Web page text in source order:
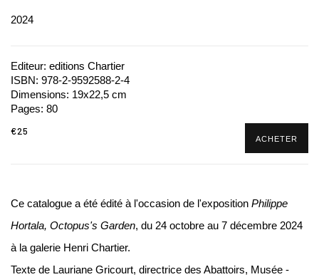
2024
Editeur: editions Chartier
ISBN: 978-2-9592588-2-4
Dimensions: 19x22,5 cm
Pages: 80
€25
ACHETER
Ce catalogue a été édité à l'occasion de l'exposition Philippe
Hortala, Octopus's Garden, du 24 octobre au 7 décembre 2024
à la galerie Henri Chartier.
Texte de Lauriane Gricourt, directrice des Abattoirs, Musée -